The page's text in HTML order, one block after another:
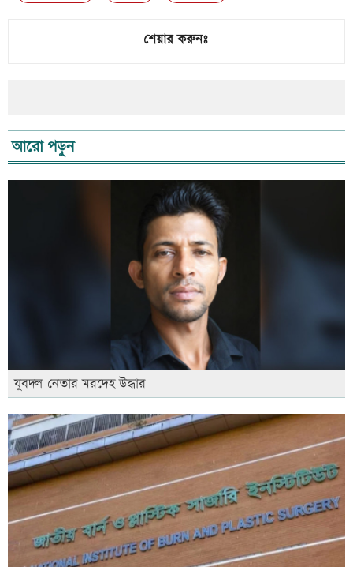
শেয়ার করুনঃ
আরো পড়ুন
যুবদল নেতার মরদেহ উদ্ধার